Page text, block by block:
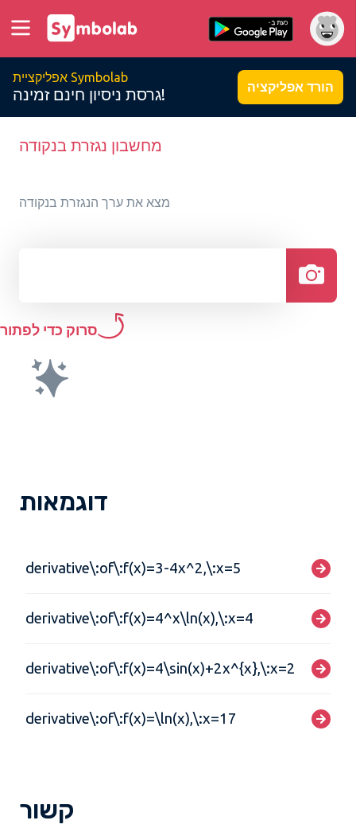
אפליקציית Symbolab
גרסת ניסיון חינם זמינה! הורד אפליקציה
מחשבון נגזרת בנקודה
מצא את ערך הנגזרת בנקודה
סרוק כדי לפתור
דוגמאות
derivative\:of\:f(x)=3-4x^2,\:x=5
derivative\:of\:f(x)=4^x\ln(x),\:x=4
derivative\:of\:f(x)=4\sin(x)+2x^{x},\:x=2
derivative\:of\:f(x)=\ln(x),\:x=17
קשור